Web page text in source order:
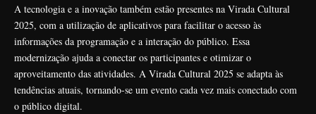
A tecnologia e a inovação também estão presentes na Virada Cultural
2025, com a utilização de aplicativos para facilitar o acesso às
informações da programação e a interação do público. Essa
modernização ajuda a conectar os participantes e otimizar o
aproveitamento das atividades. A Virada Cultural 2025 se adapta às
tendências atuais, tornando-se um evento cada vez mais conectado com
o público digital.